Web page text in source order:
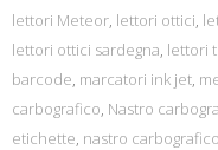
lettori Meteor, lettori ottici,
lettori ottici sardegna, lettori
barcode, marcatori ink jet,
carbografico, Nastro
etichette, nastro